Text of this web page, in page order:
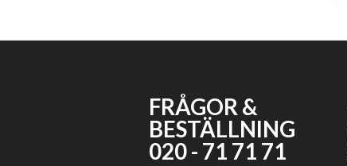
FRÅGOR &
BESTÄLLNING
020 - 71 71 71